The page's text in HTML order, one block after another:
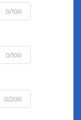
0/100
0/100
0/200